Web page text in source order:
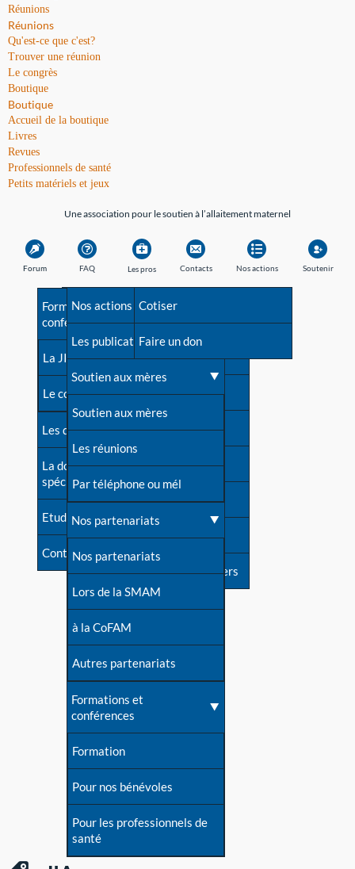
Réunions
Réunions
Qu'est-ce que c'est?
Trouver une réunion
Le congrès
Boutique
Boutique
Accueil de la boutique
Livres
Revues
Professionnels de santé
Petits matériels et jeux
Une association pour le soutien à l’allaitement maternel
Forum FAQ
Avant la naissance
Les débuts
Une difficulté d'allaitement ?
Cas particuliers
Mythes et vérités
Devenir animatrice ?
Une question sur le site
Les pros
Formations et
conférences
La JIA
Le congrès
Les dossiers de l'allaitement
La documentation
spécialisée
Etudes récentes
Contact
Contacts
Besoin d'aide?
Répertoire de tous les
contacts
Contact presse
Dossier de presse
Soutenir LLL
Livre d'or
Forum
S'inscrire à nos newsletters
Nos actions
Nos actions
Les publications
Soutien aux mères
Soutien aux mères
Les réunions
Par téléphone ou mél
Nos partenariats
Nos partenariats
Lors de la SMAM
à la CoFAM
Autres partenariats
Formations et
conférences
Formation
Pour nos bénévoles
Pour les professionnels de
santé
Soutenir
Cotiser
Faire un don